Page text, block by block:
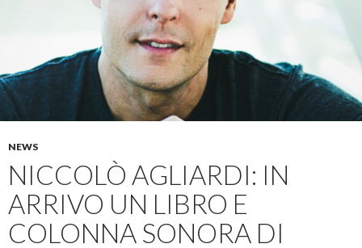
NEWS
NICCOLÒ AGLIARDI: IN
ARRIVO UN LIBRO E
COLONNA SONORA DI